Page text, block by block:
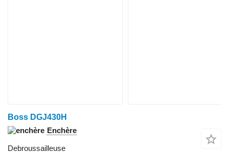
Boss DGJ430H
Enchère
Debroussailleuse